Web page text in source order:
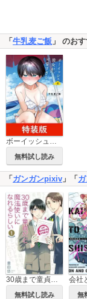
「牛乳麦ご飯 」 のお
ボーイッシュ彼女が可愛すぎる 特装版
無料試し読み
「 ガンガンpixiv 」「
無料試し読み 無